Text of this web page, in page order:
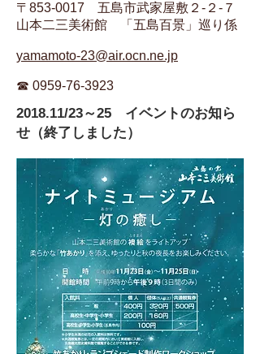
〒853-0017 五島市武家屋敷２-２-７
山本二三美術館 「五島百景」巡り係
yamamoto-23@air.ocn.ne.jp
☎ 0959-76-3923
2018.11/23～25 イベントのお知ら
せ（終了しました）